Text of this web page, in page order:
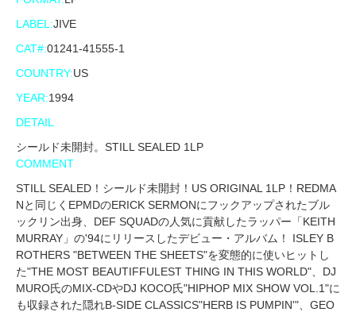
LABEL:JIVE
CAT#:01241-41555-1
COUNTRY:US
YEAR:1994
DETAIL
シールド未開封。STILL SEALED 1LP
COMMENT
STILL SEALED！シールド未開封！US ORIGINAL 1LP！REDMA
Nと同じくEPMDのERICK SERMONにフックアップされたブル
ックリン出身、DEF SQUADの人気に貢献したラッパー「KEITH
MURRAY」の'94にリリースしたデビュー・アルバム！ ISLEY B
ROTHERS "BETWEEN THE SHEETS"を変態的に使いヒットし
た"THE MOST BEAUTIFFULEST THING IN THIS WORLD"、DJ
MURO氏のMIX-CDやDJ KOCO氏"HIPHOP MIX SHOW VOL.1"に
も収録された隠れB-SIDE CLASSICS"HERB IS PUMPIN'"、GEO